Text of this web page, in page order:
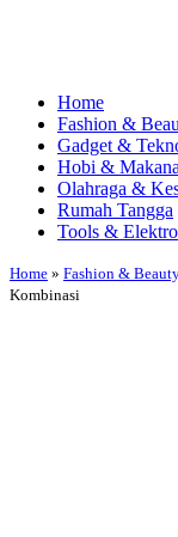
Home
Fashion &
Gadget &
Hobi &
Olahraga &
Rumah Tangga
Tools &
Home » Fashion &
Kombinasi